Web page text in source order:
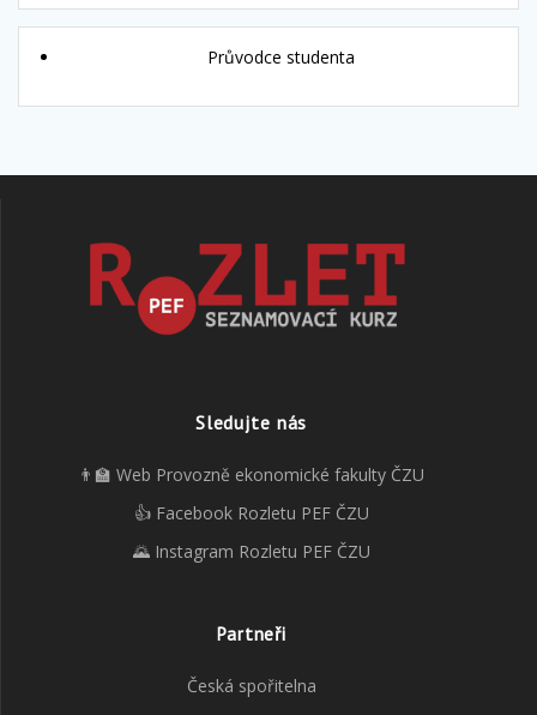
Průvodce studenta
Sledujte nás
👨‍🏫 Web Provozně ekonomické fakulty ČZU
👍 Facebook Rozletu PEF ČZU
🌄 Instagram Rozletu PEF ČZU
Partneři
Česká spořitelna